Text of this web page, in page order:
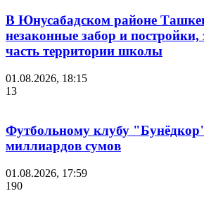
В Юнусабадском районе
незаконные забор и
часть территории школы
01.08.2026, 18:15
13
Футбольному клубу
миллиардов сумов
01.08.2026, 17:59
190